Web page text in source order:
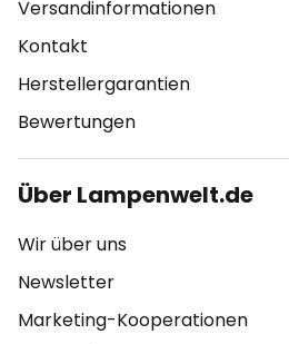
Versandinformationen
Kontakt
Herstellergarantien
Bewertungen
Über Lampenwelt.de
Wir über uns
Newsletter
Marketing-Kooperationen